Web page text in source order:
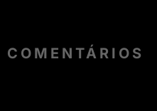
COMENTÁRIOS